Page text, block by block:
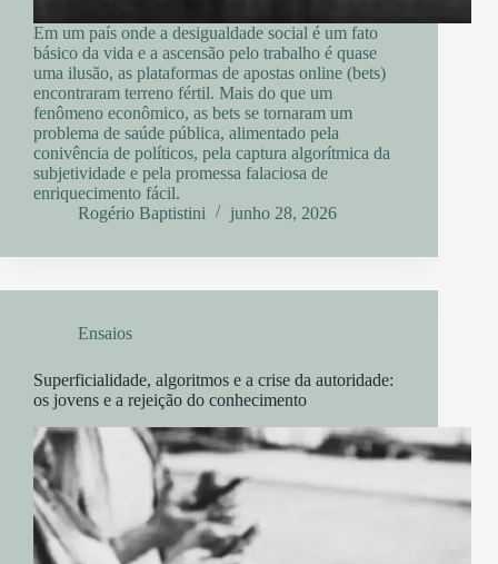
Em um país onde a desigualdade social é um fato
básico da vida e a ascensão pelo trabalho é quase
uma ilusão, as plataformas de apostas online (bets)
encontraram terreno fértil. Mais do que um
fenômeno econômico, as bets se tornaram um
problema de saúde pública, alimentado pela
conivência de políticos, pela captura algorítmica da
subjetividade e pela promessa falaciosa de
enriquecimento fácil.
Rogério Baptistini
junho 28, 2026
Ensaios
Superficialidade, algoritmos e a crise da autoridade:
os jovens e a rejeição do conhecimento